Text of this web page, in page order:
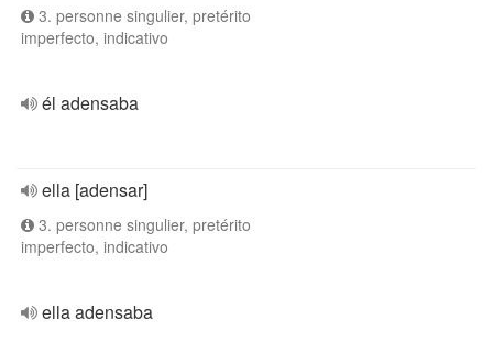
3. personne singulier, pretérito
imperfecto, indicativo
él adensaba
ella [adensar]
3. personne singulier, pretérito
imperfecto, indicativo
ella adensaba